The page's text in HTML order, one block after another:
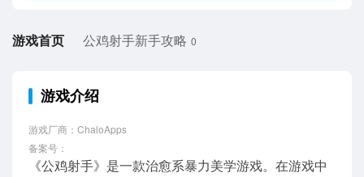
游戏首页 公鸡射手新手攻略 0
游戏介绍
游戏厂商：ChaloApps
备案号：
《公鸡射手》是一款治愈系暴力美学游戏。在游戏中